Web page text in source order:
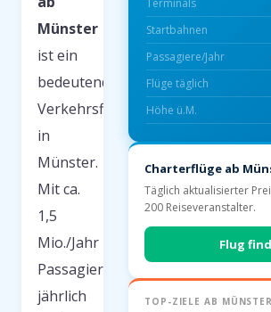
Münster
ist ein
bedeutender
Verkehrsflughafen
in
Münster.
Mit ca.
1,5
Mio./Jahr
Passagieren
jährlich
Terminals
Start­bahnen
Passagiere/Jahr
Flüge täglich
Höhe ü.M.
Charterflüge ab
Täglich aktualisierter
200 Reiseveranstalter.
Flug
TOP-ZIELE AB MÜNSTER